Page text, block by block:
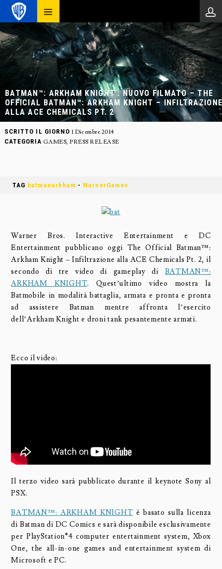
BATMAN™: ARKHAM KNIGHT : NUOVO FILMATO – THE
OFFICIAL BATMAN™: ARKHAM KNIGHT –
ALLA ACE CHEMICALS PT. 2
SCRITTO IL GIORNO 1 Dicembre 2014
CATEGORIA GAMES, PRESS RELEASE
TAG batmanarkham -WarnerGames
Warner Bros. Interactive Entertainment e DC
Entertainment pubblicano oggi The Official Batman™:
Arkham Knight – Infiltrazione alla ACE Chemicals Pt. 2, il
secondo di tre video di gameplay di BATMAN™:
ARKHAM KNIGHT. Quest’ultimo video mostra la
Batmobile in modalità battaglia, armata e pronta e pronta
ad assistere Batman mentre affronta l’esercito
dell’Arkham Knight e droni tank pesantemente armati.
Ecco il video:
Il terzo video sarà pubblicato durante il keynote Sony al
PSX.
BATMAN™: ARKHAM KNIGHT è basato sulla licenza
di Batman di DC Comics e sarà disponibile esclusivamente
per PlayStation®4 computer entertainment system, Xbox
One, the all-in-one games and entertainment system di
Microsoft e PC.